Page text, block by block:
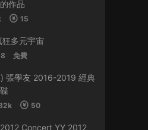
13
Side Joey My Secret
02-21
Side Joey My Secret
作品
15
多元宇宙
免費
張學友 2016-2019 經典
50
Concert YY 2012